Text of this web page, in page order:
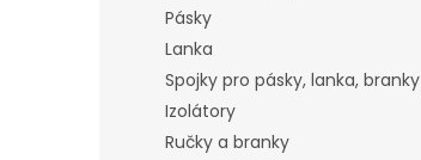
Pásky
Lanka
Spojky pro pásky, lanka, branky
Izolátory
Ručky a branky